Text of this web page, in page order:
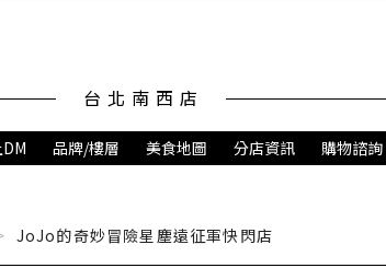
台北南西店
品牌/樓層 美食地圖 分店資訊 購物諮詢
JoJo的奇妙冒險星塵遠征軍快閃店